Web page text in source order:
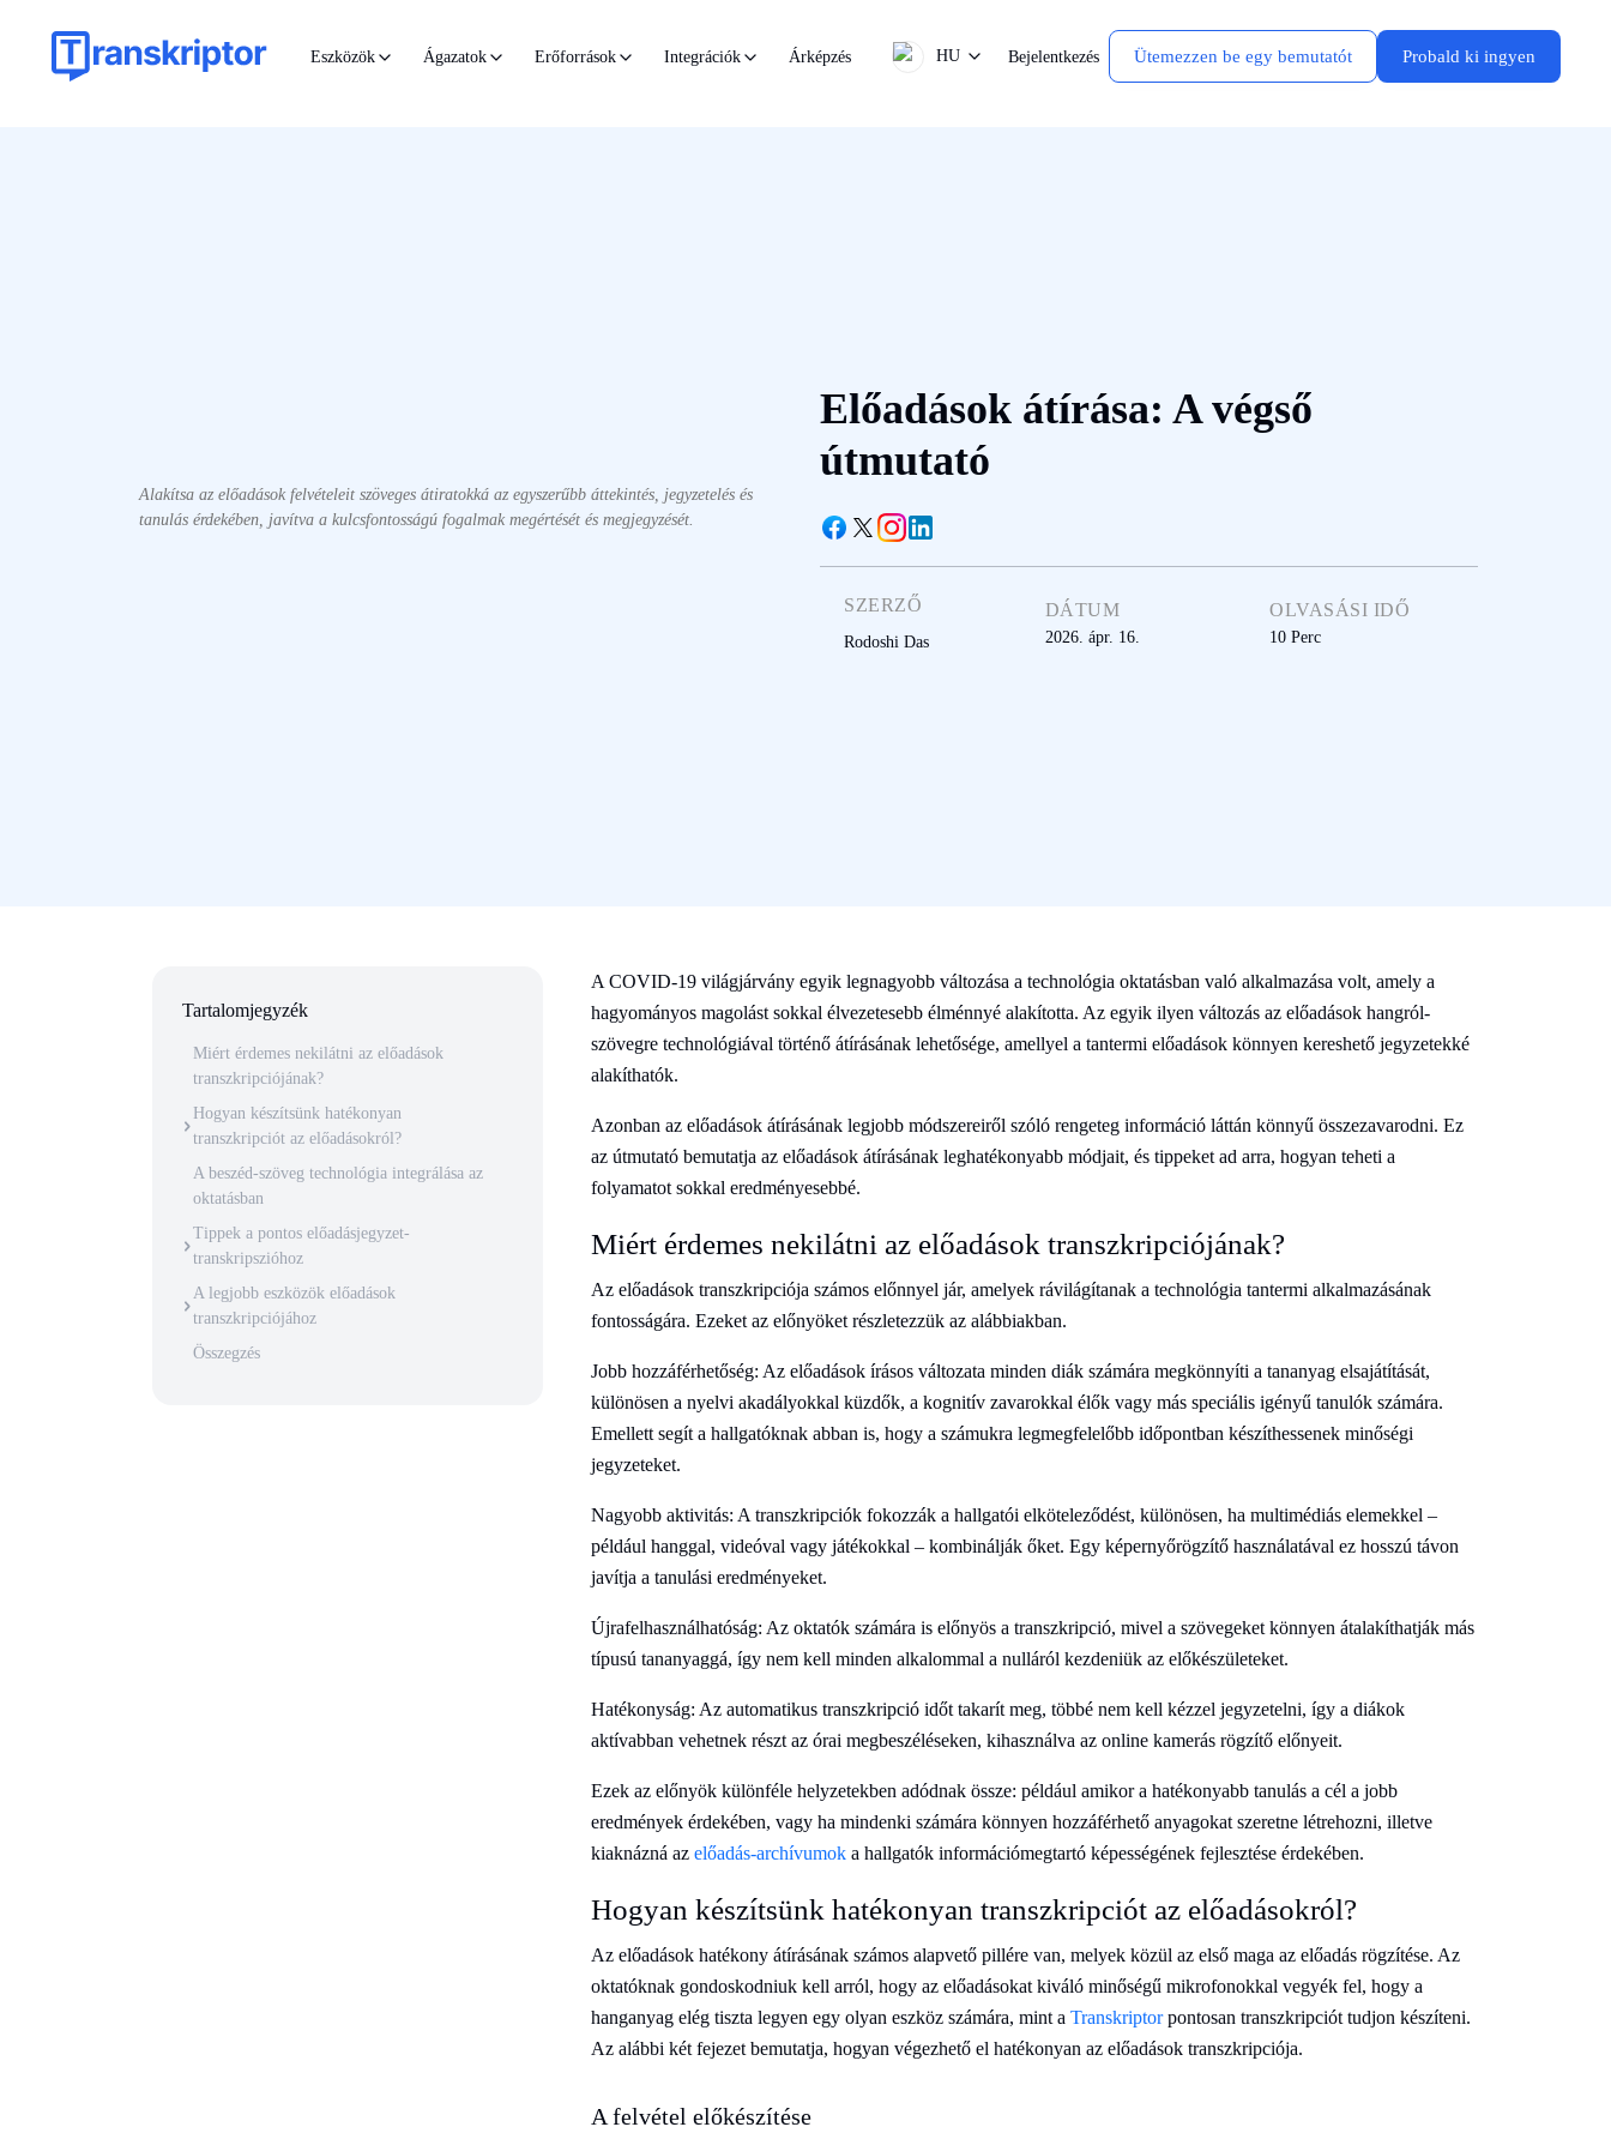
Eszközök Ágazatok Erőforrások Integrációk Árképzés HU Bejelentkezés Ütemezzen be egy bemutatót Probald ki ingyen
Alakítsa az előadások felvételeit szöveges átiratokká az egyszerűbb áttekintés, jegyzetelés és
tanulás érdekében, javítva a kulcsfontosságú fogalmak megértését és megjegyzését.
Előadások átírása: A végső
útmutató
SZERZŐ
Rodoshi Das
DÁTUM
2026. ápr. 16.
OLVASÁSI IDŐ
10 Perc
Tartalomjegyzék
Miért érdemes nekilátni az előadások
transzkripciójának?
Hogyan készítsünk hatékonyan
transzkripciót az előadásokról?
A beszéd-szöveg technológia integrálása az
oktatásban
Tippek a pontos előadásjegyzet-
transkripszióhoz
A legjobb eszközök előadások
transzkripciójához
Összegzés
A COVID-19 világjárvány egyik legnagyobb változása a technológia oktatásban való alkalmazása volt, amely a
hagyományos magolást sokkal élvezetesebb élménnyé alakította. Az egyik ilyen változás az előadások hangról-
szövegre technológiával történő átírásának lehetősége, amellyel a tantermi előadások könnyen kereshető jegyzetekké
alakíthatók.
Azonban az előadások átírásának legjobb módszereiről szóló rengeteg információ láttán könnyű összezavarodni. Ez
az útmutató bemutatja az előadások átírásának leghatékonyabb módjait, és tippeket ad arra, hogyan teheti a
folyamatot sokkal eredményesebbé.
Miért érdemes nekilátni az előadások transzkripciójának?
Az előadások transzkripciója számos előnnyel jár, amelyek rávilágítanak a technológia tantermi alkalmazásának
fontosságára. Ezeket az előnyöket részletezzük az alábbiakban.
Jobb hozzáférhetőség: Az előadások írásos változata minden diák számára megkönnyíti a tananyag elsajátítását,
különösen a nyelvi akadályokkal küzdők, a kognitív zavarokkal élők vagy más speciális igényű tanulók számára.
Emellett segít a hallgatóknak abban is, hogy a számukra legmegfelelőbb időpontban készíthessenek minőségi
jegyzeteket.
Nagyobb aktivitás: A transzkripciók fokozzák a hallgatói elköteleződést, különösen, ha multimédiás elemekkel –
például hanggal, videóval vagy játékokkal – kombinálják őket. Egy képernyőrögzítő használatával ez hosszú távon
javítja a tanulási eredményeket.
Újrafelhasználhatóság: Az oktatók számára is előnyös a transzkripció, mivel a szövegeket könnyen átalakíthatják más
típusú tananyaggá, így nem kell minden alkalommal a nulláról kezdeniük az előkészületeket.
Hatékonyság: Az automatikus transzkripció időt takarít meg, többé nem kell kézzel jegyzetelni, így a diákok
aktívabban vehetnek részt az órai megbeszéléseken, kihasználva az online kamerás rögzítő előnyeit.
Ezek az előnyök különféle helyzetekben adódnak össze: például amikor a hatékonyabb tanulás a cél a jobb
eredmények érdekében, vagy ha mindenki számára könnyen hozzáférhető anyagokat szeretne létrehozni, illetve
kiaknázná az előadás-archívumok a hallgatók információmegtartó képességének fejlesztése érdekében.
Hogyan készítsünk hatékonyan transzkripciót az előadásokról?
Az előadások hatékony átírásának számos alapvető pillére van, melyek közül az első maga az előadás rögzítése. Az
oktatóknak gondoskodniuk kell arról, hogy az előadásokat kiváló minőségű mikrofonokkal vegyék fel, hogy a
hanganyag elég tiszta legyen egy olyan eszköz számára, mint a Transkriptorpontosan transzkripciót tudjon készíteni.
Az alábbi két fejezet bemutatja, hogyan végezhető el hatékonyan az előadások transzkripciója.
A felvétel előkészítése